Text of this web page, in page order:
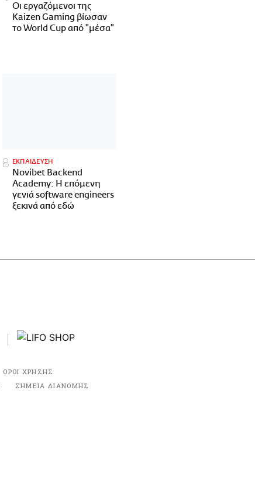
Οι εργαζόμενοι της
Kaizen Gaming βίωσαν
το World Cup από "μέσα"
ΕΚΠΑΙΔΕΥΣΗ
Novibet Backend
Academy: Η επόμενη
γενιά software engineers
ξεκινά από εδώ
ΟΡΟΙ ΧΡΗΣΗΣ
ΣΗΜΕΙΑ ΔΙΑΝΟΜΗΣ